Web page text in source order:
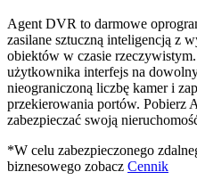
Agent DVR to darmowe
zasilane sztuczną inteligencją z
obiektów w czasie
użytkownika interfejs na
nieograniczoną liczbę kamer i
przekierowania portów. Pobierz
zabezpieczać swoją
*W celu zabezpieczonego
biznesowego zobacz Cennik